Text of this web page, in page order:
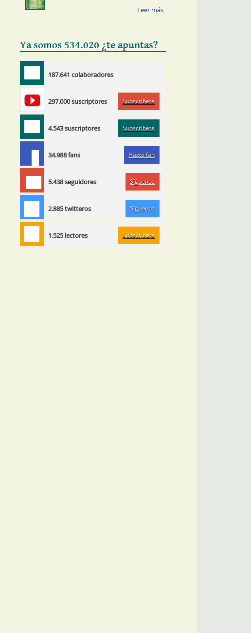
Ya somos 534.020 ¿te apuntas?
187.641 colaboradores
297.000 suscriptores Subscríbete
4.543 suscriptores Subscríbete
34.988 fans Hazte fan
5.438 seguidores Síguenos
2.885 twitteros Síguenos
1.525 lectores Subscríbete